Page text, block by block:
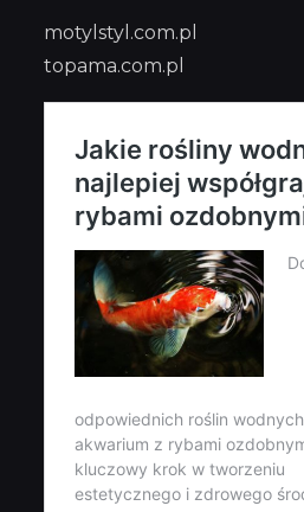
motylstyl.com.pl
topama.com.pl